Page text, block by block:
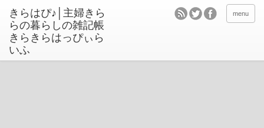
きらはぴ♪│主婦きら
らの暮らしの雑記帳
きらきらはっぴぃら
いふ
menu